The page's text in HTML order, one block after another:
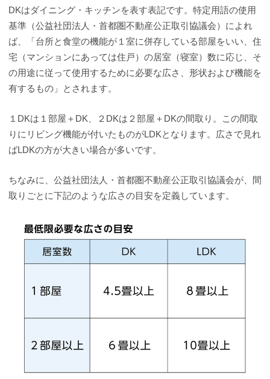
DKはダイニング・キッチンを表す表記です。特定用語の使用
基準（公益社団法人・首都圏不動産公正取引協議会）によれ
ば、「台所と食堂の機能が１室に併存している部屋をいい、住
宅（マンションにあっては住戸）の居室（寝室）数に応じ、そ
の用途に従って使用するために必要な広さ、形状および機能を
有するもの」とされます。
１DKは１部屋＋DK、２DKは２部屋＋DKの間取り。この間取
りにリビング機能が付いたものがLDKとなります。広さで見れ
ばLDKの方が大きい場合が多いです。
ちなみに、公益社団法人・首都圏不動産公正取引協議会が、間
取りごとに下記のような広さの目安を定義しています。